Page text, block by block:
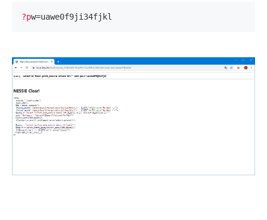
?pw=uawe0f9ji34fjkl